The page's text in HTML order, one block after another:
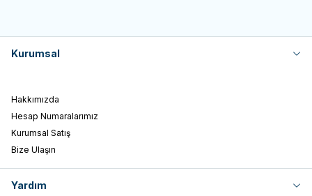
Kurumsal
Hakkımızda
Hesap Numaralarımız
Kurumsal Satış
Bize Ulaşın
Yardım